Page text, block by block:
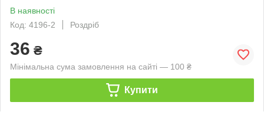
В наявності
Код: 4196-2
Роздріб
36 ₴
Мінімальна сума замовлення на сайті — 100 ₴
Купити